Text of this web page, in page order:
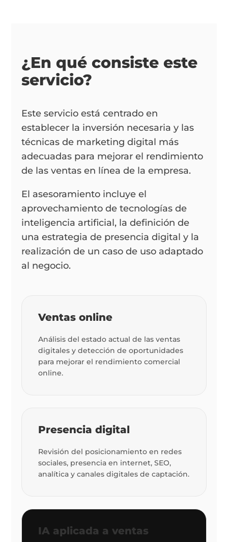
¿En qué consiste este
servicio?
Este servicio está centrado en
establecer la inversión necesaria y las
técnicas de marketing digital más
adecuadas para mejorar el rendimiento
de las ventas en línea de la empresa.
El asesoramiento incluye el
aprovechamiento de tecnologías de
inteligencia artificial, la definición de
una estrategia de presencia digital y la
realización de un caso de uso adaptado
al negocio.
Ventas online
Análisis del estado actual de las ventas
digitales y detección de oportunidades
para mejorar el rendimiento comercial
online.
Presencia digital
Revisión del posicionamiento en redes
sociales, presencia en internet, SEO,
analítica y canales digitales de captación.
IA aplicada a ventas